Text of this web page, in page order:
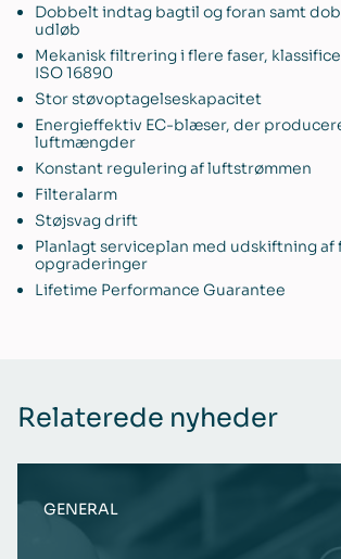
Dobbelt indtag bagtil og foran samt
udløb
Mekanisk filtrering i flere faser,
ISO 16890
Stor støvoptagelseskapacitet
Energieffektiv EC-blæser, der
luftmængder
Konstant regulering af luftstrømmen
Filteralarm
Støjsvag drift
Planlagt serviceplan med udskiftning af
opgraderinger
Lifetime Performance Guarantee
Relaterede nyheder
GENERAL